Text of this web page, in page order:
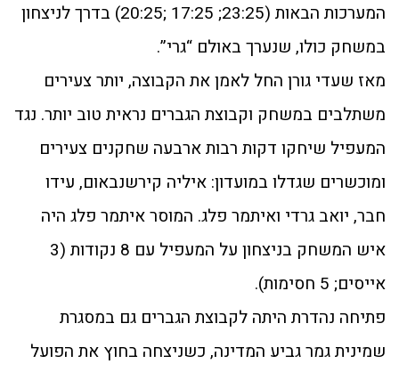
המערכות הבאות (23:25; 17:25 ;20:25) בדרך לניצחון
במשחק כולו, שנערך באולם “גרי”.
מאז שעדי גורן החל לאמן את הקבוצה, יותר צעירים
משתלבים במשחק וקבוצת הגברים נראית טוב יותר. נגד
המעפיל שיחקו דקות רבות ארבעה שחקנים צעירים
ומוכשרים שגדלו במועדון: איליה קירשנבאום, עידו
חבר, יואב גרדי ואיתמר פלג. המוסר איתמר פלג היה
איש המשחק בניצחון על המעפיל עם 8 נקודות (3
אייסים; 5 חסימות).
פתיחה נהדרת היתה לקבוצת הגברים גם במסגרת
שמינית גמר גביע המדינה, כשניצחה בחוץ את הפועל